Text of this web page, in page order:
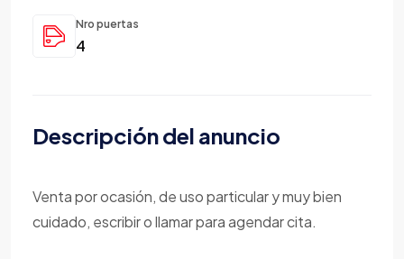
Nro puertas
4
Descripción del anuncio
Venta por ocasión, de uso particular y muy bien
cuidado, escribir o llamar para agendar cita.